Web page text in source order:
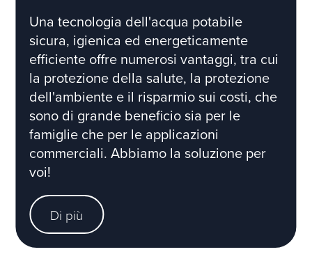
Una tecnologia dell'acqua potabile
sicura, igienica ed energeticamente
efficiente offre numerosi vantaggi, tra cui
la protezione della salute, la protezione
dell'ambiente e il risparmio sui costi, che
sono di grande beneficio sia per le
famiglie che per le applicazioni
commerciali. Abbiamo la soluzione per
voi!
Di più